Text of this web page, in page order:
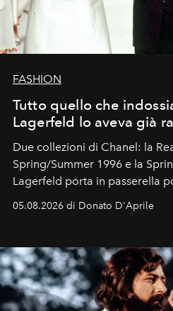
FASHION
Tutto quello che
Lagerfeld lo aveva già
Due collezioni di Chanel: la
Spring/Summer 1996 e la
Lagerfeld porta in passerella
Kate, Claudia e Carla una
uno dei documenti più
05.08.2026 di Donato D'Aprile